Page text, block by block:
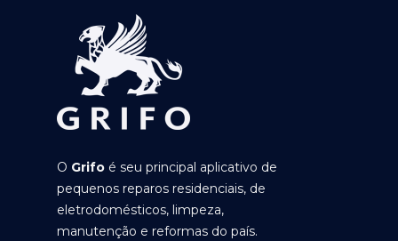
O Grifo é seu principal aplicativo de
pequenos reparos residenciais, de
eletrodomésticos, limpeza,
manutenção e reformas do país.